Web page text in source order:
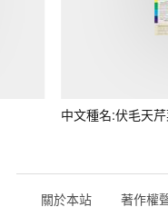
中文種名:伏毛天
關於本站 著作權